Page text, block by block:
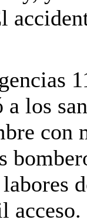
los
con
acceso.